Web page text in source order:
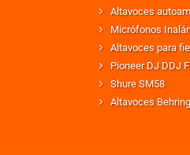
Altavoces
Micrófonos
Altavoces para
Pioneer DJ DDJ
Shure SM58
Altavoces